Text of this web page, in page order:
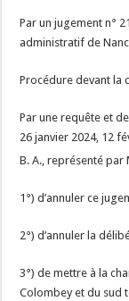
Par un jugement n°
administratif de
Procédure devant la
Par une requête et
26 janvier 2024, 12
B. A., représenté par
1°) d’annuler ce
2°) d’annuler la
3°) de mettre à la
Colombey et du sud